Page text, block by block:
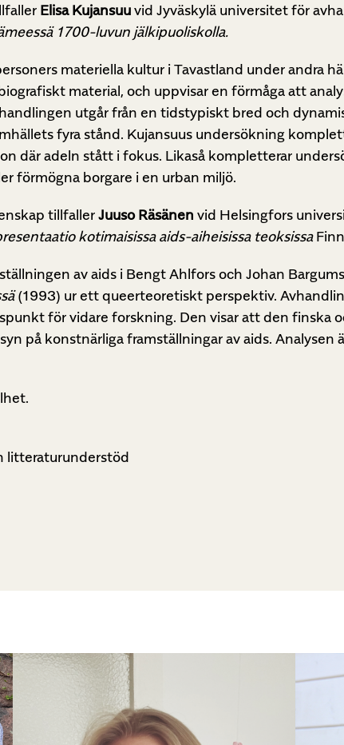
Elisa Kujansuuvid Jyväskylä universitet för
1700-luvun jälkipuoliskolla.
materiella kultur i Tavastland under andra
material, och uppvisar en förmåga att
utgår från en tidstypiskt bred och
fyra stånd. Kujansuus undersökning
där adeln stått i fokus. Likaså kompletterar
förmögna borgare i en urban miljö.
tillfallerJuuso Räsänen vid Helsingfors
kotimaisissa aids-aiheisissa teoksissa
av aids i Bengt Ahlfors och Johan
(1993) ur ett queerteoretiskt perspektiv.
för vidare forskning. Den visar att den finska
på konstnärliga framställningar av aids. Analysen
litteraturunderstöd